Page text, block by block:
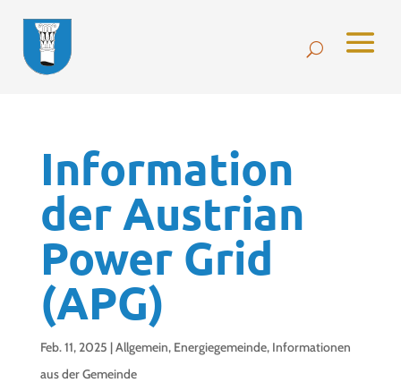
Information
der Austrian
Power Grid
(APG)
Feb. 11, 2025 |Allgemein, Energiegemeinde, Informationen
aus der Gemeinde